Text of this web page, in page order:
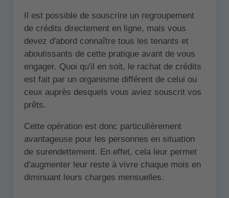
Il est possible de souscrire un regroupement
de crédits directement en ligne, mais vous
devez d'abord connaître tous les tenants et
aboutissants de cette pratique avant de vous
engager. Quoi qu'il en soit, le rachat de crédits
est fait par un organisme différent de celui ou
ceux auprès desquels vous aviez souscrit vos
prêts.
Cette opération est donc particulièrement
avantageuse pour les personnes en situation
de surendettement. En effet, cela leur permet
d'augmenter leur reste à vivre chaque mois en
diminuant leurs charges mensuelles.